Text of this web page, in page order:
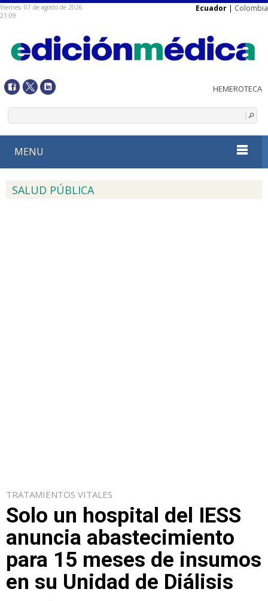
Viernes, 07 de agosto de 2026
21:09
Ecuador | Colombia
MENU
SALUD PÚBLICA
TRATAMIENTOS VITALES
Solo un hospital del IESS
anuncia abastecimiento
para 15 meses de insumos
en su Unidad de Diálisis